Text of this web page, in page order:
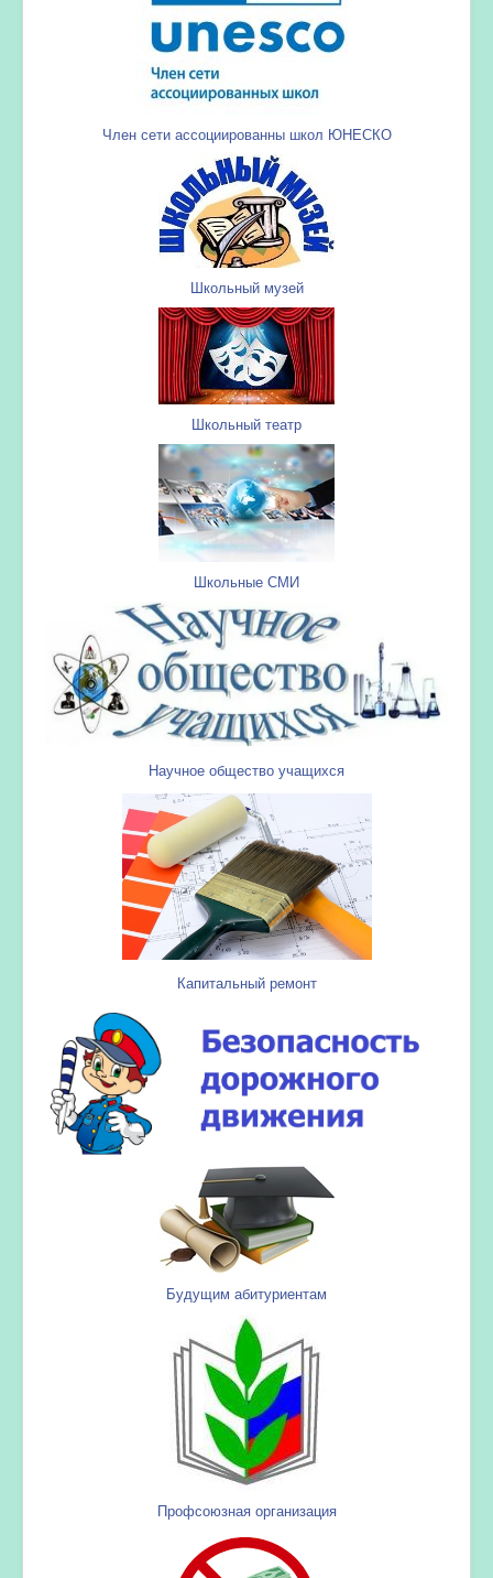
Член сети ассоциированны школ ЮНЕСКО
Школьный музей
Школьный театр
Школьные СМИ
Научное общество учащихся
Капитальный ремонт
Будущим абитуриентам
Профсоюзная организация